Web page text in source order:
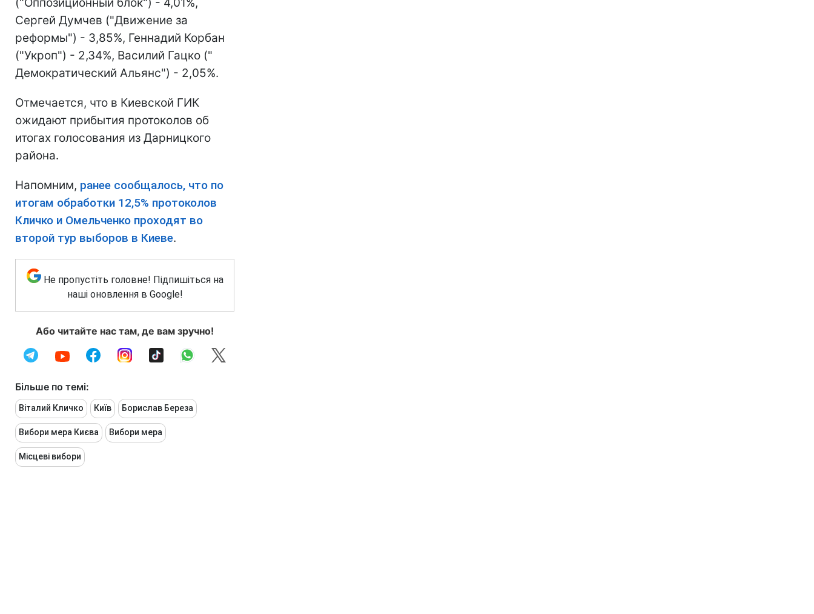
("Оппозиционный блок") - 4,01%,
Сергей Думчев ("Движение за
реформы") - 3,85%, Геннадий Корбан
("Укроп") - 2,34%, Василий Гацко ("
Демократический Альянс") - 2,05%.
Отмечается, что в Киевской ГИК
ожидают прибытия протоколов об
итогах голосования из Дарницкого
района.
Напомним, ранее сообщалось, что по
итогам обработки 12,5% протоколов
Кличко и Омельченко проходят во
второй тур выборов в Киеве.
Не пропустіть головне! Підпишіться на
наші оновлення в Google!
Або читайте нас там, де вам зручно!
Більше по темі:
Віталий Кличко Київ Борислав Береза
Вибори мера Києва Вибори мера
Місцеві вибори